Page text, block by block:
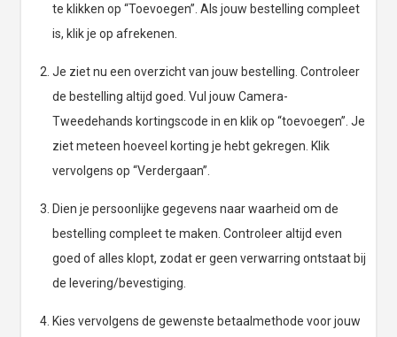
te klikken op “Toevoegen”. Als jouw bestelling compleet
is, klik je op afrekenen.
Je ziet nu een overzicht van jouw bestelling. Controleer
de bestelling altijd goed. Vul jouw Camera-
Tweedehands kortingscode in en klik op “toevoegen”. Je
ziet meteen hoeveel korting je hebt gekregen. Klik
vervolgens op “Verdergaan”.
Dien je persoonlijke gegevens naar waarheid om de
bestelling compleet te maken. Controleer altijd even
goed of alles klopt, zodat er geen verwarring ontstaat bij
de levering/bevestiging.
Kies vervolgens de gewenste betaalmethode voor jouw